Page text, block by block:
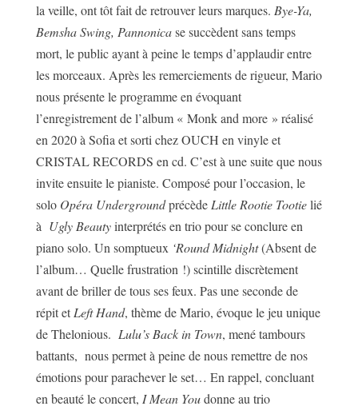
la veille, ont tôt fait de retrouver leurs marques. Bye-Ya,
Bemsha Swing, Pannonicase succèdent sans temps
mort, le public ayant à peine le temps d’applaudir entre
les morceaux. Après les remerciements de rigueur, Mario
nous présente le programme en évoquant
l’enregistrement de l’album « Monk and more » réalisé
en 2020 à Sofia et sorti chez OUCH en vinyle et
CRISTAL RECORDS en cd. C’est à une suite que nous
invite ensuite le pianiste. Composé pour l’occasion, le
solo Opéra UndergroundprécèdeLittle Rootie Tootielié
à Ugly Beautyinterprétés en trio pour se conclure en
piano solo. Un somptueux ‘Round Midnight(Absent de
l’album… Quelle frustration !) scintille discrètement
avant de briller de tous ses feux. Pas une seconde de
répit et Left Hand, thème de Mario, évoque le jeu unique
de Thelonious. Lulu’s Back in Town, mené tambours
battants, nous permet à peine de nous remettre de nos
émotions pour parachever le set… En rappel, concluant
en beauté le concert, I Mean Youdonne au trio